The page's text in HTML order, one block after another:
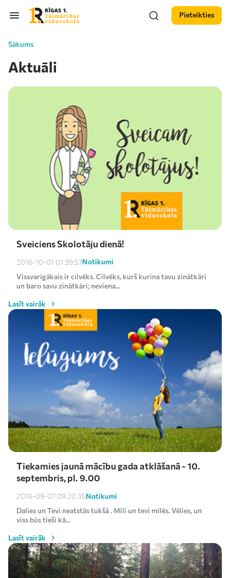
Pieteikties
Sākums
Aktuāli
Sveiciens Skolotāju dienā!
2016-10-01 01:39:57Notikumi
Vissvarīgākais ir cilvēks. Cilvēks, kurš kurina tavu zinātkāri
un baro savu zinātkāri; neviena...
Lasīt vairāk
Tiekamies jaunā mācību gada atklāšanā - 10.
septembris, pl. 9.00
2016-09-07 09:20:35Notikumi
Dalies un Tevi neatstās tukšā . Mīli un tevi mīlēs. Vēlies, un
viss būs tieši kā...
Lasīt vairāk